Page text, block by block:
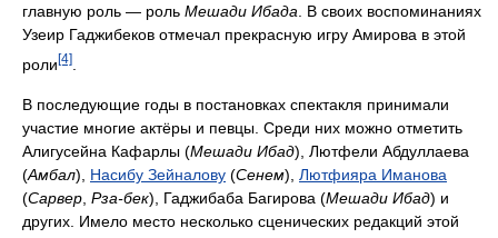
главную роль — роль Мешади Ибада . В своих воспоминаниях
Узеир Гаджибеков отмечал прекрасную игру Амирова в этой
роли[4]
В последующие годы в постановках спектакля принимали
участие многие актёры и певцы. Среди них можно отметить
Алигусейна Кафарлы (Мешади Ибад), Лютфели Абдуллаева
(Амбал), Насибу Зейналову (Сенем), Лютфияра Иманова
(Сарвер Рза-бек), Гаджибаба Багирова (Мешади Ибад) и
других. Имело место несколько сценических редакций этой